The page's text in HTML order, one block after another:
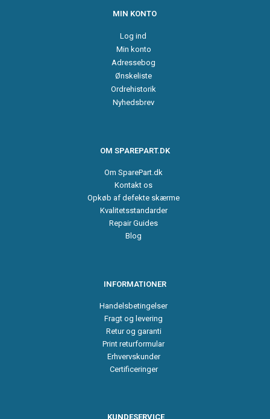
MIN KONTO
Log ind
Min konto
Adressebog
Ønskeliste
Ordrehistorik
Nyhedsbrev
OM SPAREPART.DK
Om SparePart.dk
Kontakt os
Opkøb af defekte skærme
Kvalitetsstandarder
Repair Guides
Blog
INFORMATIONER
Handelsbetingelser
Fragt og levering
Retur og garanti
Print returformular
Erhvervskunder
Certificeringer
KUNDESERVICE